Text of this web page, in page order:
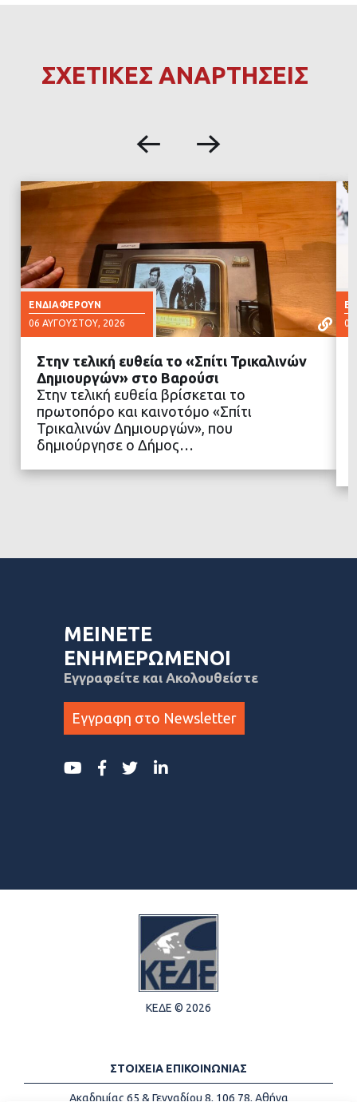
ΣΧΕΤΙΚΕΣ ΑΝΑΡΤΗΣΕΙΣ
ΕΝΔΙΑΦΈΡΟΥΝ
06 ΑΥΓΟΎΣΤΟΥ, 2026
ΔΙΑΒΑΣΤΕ ΠΕΡΙΣΣΟΤΕΡΑ
Στην τελική ευθεία το «Σπίτι Τρικαλινών
Δημιουργών» στο Βαρούσι
Στην τελική ευθεία βρίσκεται το
πρωτοπόρο και καινοτόμο «Σπίτι
Τρικαλινών Δημιουργών», που
δημιούργησε ο Δήμος…
ΜΕΙΝΕΤΕ
ΕΝΗΜΕΡΩΜΕΝΟΙ
Εγγραφείτε και Ακολουθείστε
Εγγραφη στο Newsletter
ΚΕΔΕ © 2026
ΣΤΟΙΧΕΙΑ ΕΠΙΚΟΙΝΩΝΙΑΣ
Ακαδημίας 65 & Γενναδίου 8, 106 78, Αθήνα